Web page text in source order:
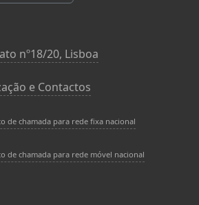
nº18/20, Lisboa
e Contactos
de chamada para rede fixa nacional
de chamada para rede móvel nacional